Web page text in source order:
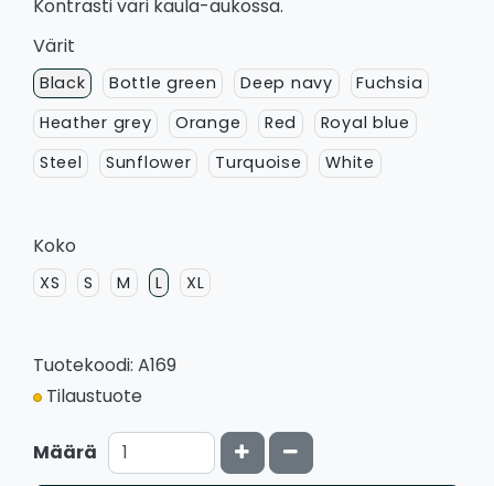
Kontrasti väri kaula-aukossa.
Värit
Black Bottle green Deep navy
Fuchsia
Heather grey
Orange Red
Royal blue
Steel
Sunflower Turquoise White
Koko
XS S M L XL
Tuotekoodi: A169
Tilaustuote
Määrä Kasvata määrää
Vähennä määrää